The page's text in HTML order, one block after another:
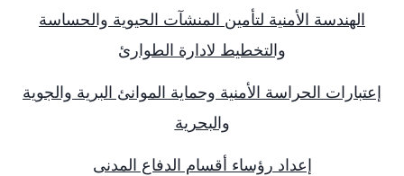
الهندسة الأمنية لتأمين المنشآت الحيوية والحساسة
والتخطيط لادارة الطوارئ
إعتبارات الحراسة الأمنية وحماية الموانئ البرية والجوية
والبحرية
إعداد رؤساء أقسام الدفاع المدنى